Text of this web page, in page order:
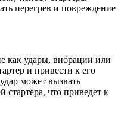
перегрев и повреждение
как удары, вибрации или
и привести к его
может вызвать
стартера, что приведет к